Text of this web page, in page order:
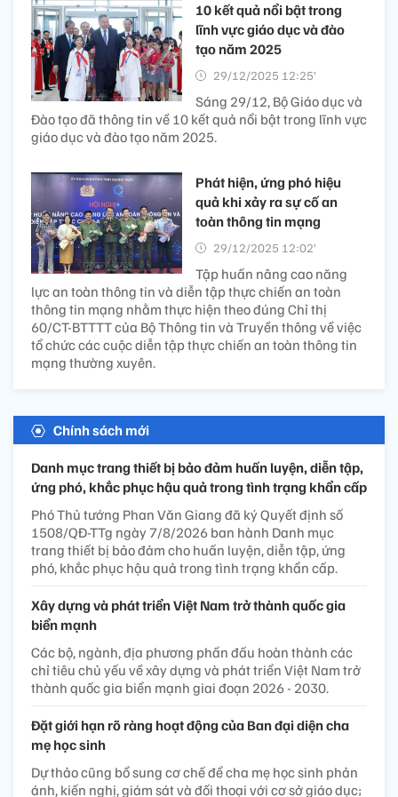
10 kết quả nổi bật trong
lĩnh vực giáo dục và đào
tạo năm 2025
29/12/2025 12:25’
Sáng 29/12, Bộ Giáo dục và
Đào tạo đã thông tin về 10 kết quả nổi bật trong lĩnh vực
giáo dục và đào tạo năm 2025.
Phát hiện, ứng phó hiệu
quả khi xảy ra sự cố an
toàn thông tin mạng
29/12/2025 12:02’
Tập huấn nâng cao năng
lực an toàn thông tin và diễn tập thực chiến an toàn
thông tin mạng nhằm thực hiện theo đúng Chỉ thị
60/CT-BTTTT của Bộ Thông tin và Truyền thông về việc
tổ chức các cuộc diễn tập thực chiến an toàn thông tin
mạng thường xuyên.
Chính sách mới
Danh mục trang thiết bị bảo đảm huấn luyện, diễn tập,
ứng phó, khắc phục hậu quả trong tình trạng khẩn cấp
Phó Thủ tướng Phan Văn Giang đã ký Quyết định số
1508/QĐ-TTg ngày 7/8/2026 ban hành Danh mục
trang thiết bị bảo đảm cho huấn luyện, diễn tập, ứng
phó, khắc phục hậu quả trong tình trạng khẩn cấp.
Xây dựng và phát triển Việt Nam trở thành quốc gia
biển mạnh
Các bộ, ngành, địa phương phấn đấu hoàn thành các
chỉ tiêu chủ yếu về xây dựng và phát triển Việt Nam trở
thành quốc gia biển mạnh giai đoạn 2026 - 2030.
Đặt giới hạn rõ ràng hoạt động của Ban đại diện cha
mẹ học sinh
Dự thảo cũng bổ sung cơ chế để cha mẹ học sinh phản
ánh, kiến nghị, giám sát và đối thoại với cơ sở giáo dục;